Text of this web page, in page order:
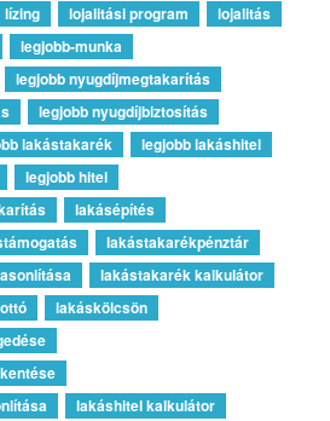
lízing lojalitási program
lojalitás
legjobb-munka
legjobb nyugdíjmegtakarítás
legjobb nyugdíjbiztosítás
lakástakarék
legjobb lakáshitel
legjobb hitel
lakásépítés
lakástakarékpénztár
lakástakarék kalkulátor
lakáskölcsön
lakáshitel kalkulátor